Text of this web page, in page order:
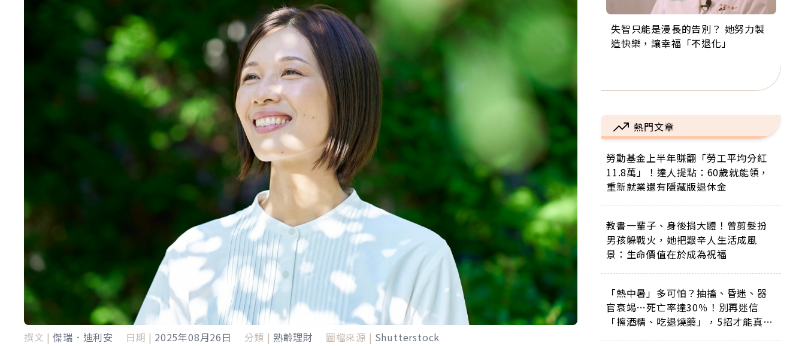
撰文 | 傑瑞．迪利安 日期 | 2025年08月26日 分類 | 熟齡理財 圖檔來源 | Shutterstock
失智只能是漫長的告別？ 她努力製
造快樂，讓幸福「不退化」
來自剛果的巧克力神父 為台灣奉獻
36年 「台灣是我的家，我連作夢都
63歲卸矽谷副總、搬回台灣找快
樂！「蛋黃哥小丑」走進安養院，
104歲打破金氏世界紀錄 成為全球
最年長羽球選手，分享長壽的秘密
事業巔峰他選擇追夢…黑手阿伯拉
小提琴還登上小巨蛋！連CNN都大
熱門文章
勞動基金上半年賺翻「勞工平均分紅
11.8萬」！達人提點：60歲就能領，
重新就業還有隱藏版退休金
教書一輩子、身後捐大體！曾剪髮扮
男孩躲戰火，她把艱辛人生活成風
景：生命價值在於成為祝福
「熱中暑」多可怕？抽搐、昏迷、器
官衰竭…死亡率達30％！別再迷信
「擦酒精、吃退燒藥」，5招才能真救